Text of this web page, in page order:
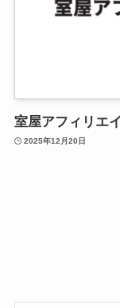
室屋アフィリエ
2025年12月20日